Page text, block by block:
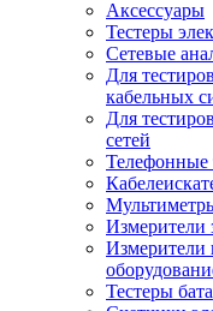
Аксессуары
Тестеры
Сетевые
Для
кабельных
Для
сетей
Телефонные
Измерители
Измерители
Тестеры